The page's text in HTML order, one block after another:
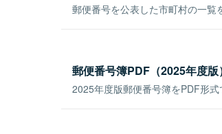
郵便番号を公表した市町村の一覧
郵便番号簿PDF（2025年度版
2025年度版郵便番号簿をPDF形式